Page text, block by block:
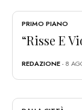
PRIMO PIANO
“Risse E
REDAZIONE- 8